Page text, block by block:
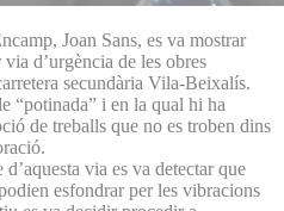
Joan Sans, es va mostrar
d’urgència de les obres
secundària Vila-Beixalís.
“potinada” i en la qual hi ha
de treballs que no es troben dins
via es va detectar que
esfondrar per les vibracions